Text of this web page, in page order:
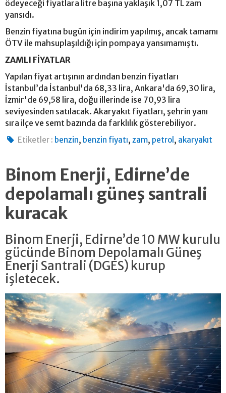
ödeyeceği fiyatlara litre başına yaklaşık 1,07 TL zam
yansıdı.
Benzin fiyatına bugün için indirim yapılmış, ancak tamamı
ÖTV ile mahsuplaşıldığı için pompaya yansımamıştı.
ZAMLI FİYATLAR
Yapılan fiyat artışının ardından benzin fiyatları
İstanbul’da İstanbul'da 68,33 lira, Ankara'da 69,30 lira,
İzmir'de 69,58 lira, doğu illerinde ise 70,93 lira
seviyesinden satılacak. Akaryakıt fiyatları, şehrin yanı
sıra ilçe ve semt bazında da farklılık gösterebiliyor.
Etiketler : benzin, benzin fiyatı, zam, petrol , akaryakıt
Binom Enerji, Edirne’de
depolamalı güneş santrali
kuracak
Binom Enerji, Edirne’de 10 MW kurulu
gücünde Binom Depolamalı Güneş
Enerji Santrali (DGES) kurup
işletecek.